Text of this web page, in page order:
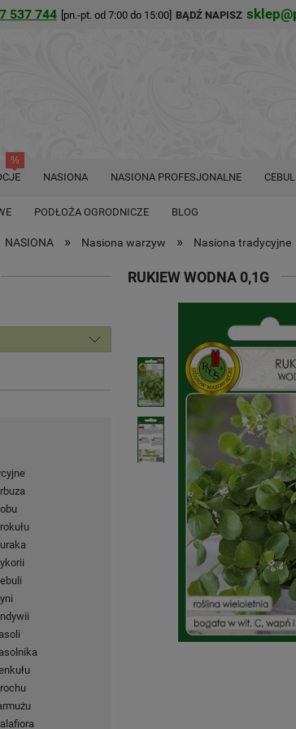
537 744 [pn.-pt. od 7:00 do 15:00] BĄDŹ NAPISZ
NASIONA NASIONA PROFESJONALNE
PODŁOŻA OGRODNICZE BLOG
NASIONA » Nasiona warzyw » Nasiona tradycyjne
RUKIEW WODNA 0,1G